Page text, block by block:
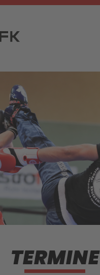
TERMINE